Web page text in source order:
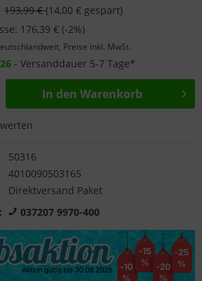
193,99 €(14,00 € gespart)
176,39 € (-2%)
Preise inkl. MwSt.
- Versanddauer 5-7 Tage*
In den Warenkorb
50316
4010090503165
Direktversand Paket
037207 9970-400